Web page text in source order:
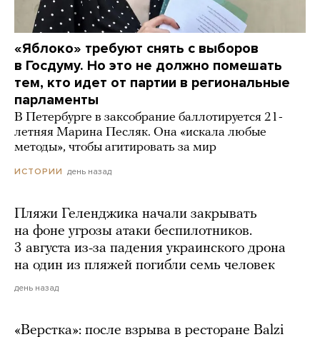
«Яблоко» требуют снять с выборов
в Госдуму. Но это не должно помешать
тем, кто идет от партии в региональные
парламенты
В Петербурге в заксобрание баллотируется 21-
летняя Марина Песляк. Она «искала любые
методы», чтобы агитировать за мир
ИСТОРИИ день назад
Пляжи Геленджика начали закрывать
на фоне угрозы атаки беспилотников.
3 августа из-за падения украинского дрона
на один из пляжей погибли семь человек
день назад
«Верстка»: после взрыва в ресторане Balzi